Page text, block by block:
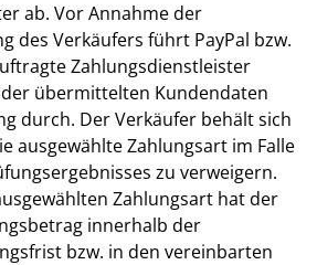
ab. Vor Annahme der
des Verkäufers führt PayPal bzw.
Zahlungsdienstleister
übermittelten Kundendaten
durch. Der Verkäufer behält sich
ausgewählte Zahlungsart im Falle
zu verweigern.
Zahlungsart hat der
innerhalb der
bzw. in den vereinbarten